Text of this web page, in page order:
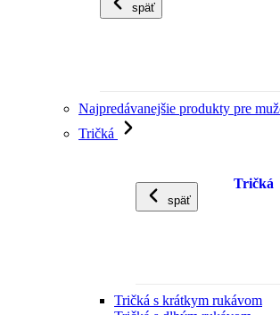
späť
Najpredávanejšie produkty pre
Tričká
späť
Tričká
Tričká s krátkym rukávom